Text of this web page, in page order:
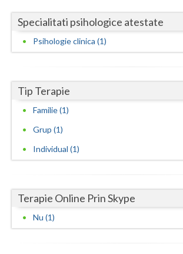
Gorj
Hunedoara
Ialomita
Iasi
Ilfov
Mehedinti
Mures
Specialitati psihologice atestate
Psihologie clinica (1)
Tip Terapie
Familie (1)
Grup (1)
Individual (1)
Terapie Online Prin Skype
Nu (1)